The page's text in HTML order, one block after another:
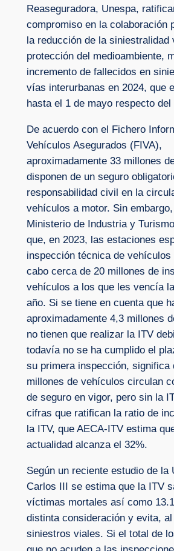
Reaseguradora, Unespa,
compromiso en la colaboración
la reducción de la siniestralidad
protección del medioambiente,
incremento de fallecidos en
vías interurbanas en 2024, que
hasta el 1 de mayo respecto del
De acuerdo con el Fichero
Vehículos Asegurados (FIVA),
aproximadamente 33 millones
disponen de un seguro
responsabilidad civil en la
vehículos a motor. Sin
Ministerio de Industria y
que, en 2023, las estaciones
inspección técnica de
cabo cerca de 20 millones de
vehículos a los que les vencía
año. Si se tiene en cuenta que
aproximadamente 4,3 millones
no tienen que realizar la ITV
todavía no se ha cumplido el
su primera inspección, significa
millones de vehículos circulan
de seguro en vigor, pero sin la
cifras que ratifican la ratio de
la ITV, que AECA-ITV estima
actualidad alcanza el 32%.
Según un reciente estudio de la
Carlos III se estima que la ITV
víctimas mortales así como
distinta consideración y evita,
siniestros viales. Si el total de